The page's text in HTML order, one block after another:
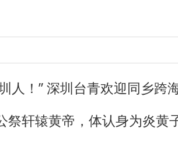
人！” 深圳台青欢迎同乡跨
祭轩辕黄帝，体认身为炎黄